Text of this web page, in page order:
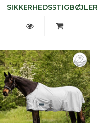
SIKKERHEDSSTIGBØJLER